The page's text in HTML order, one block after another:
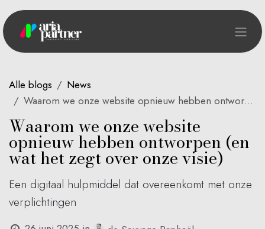
Alle blogs
News
Waarom we onze website opnieuw hebben ontworpen (en wat het zegt over onze visie)
Waarom we onze website
opnieuw hebben ontworpen (en
wat het zegt over onze visie)
Een digitaal hulpmiddel dat overeenkomt met onze
verplichtingen